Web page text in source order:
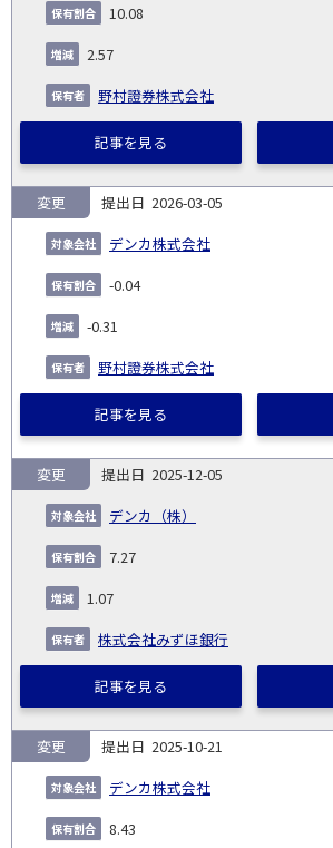
10.08
2.57
野村證券株式会社
記事を見る
2026-03-05
デンカ株式会社
変更
-0.04
-0.31
野村證券株式会社
記事を見る
2025-12-05
デンカ（株）
変更
7.27
1.07
株式会社みずほ銀行
記事を見る
2025-10-21
デンカ株式会社
変更
8.43